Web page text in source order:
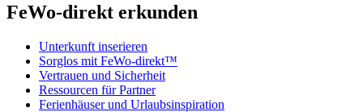
FeWo-direkt erkunden
Unterkunft inserieren
Sorglos mit FeWo-direkt™
Vertrauen und Sicherheit
Ressourcen für Partner
Ferienhäuser und Urlaubsinspiration